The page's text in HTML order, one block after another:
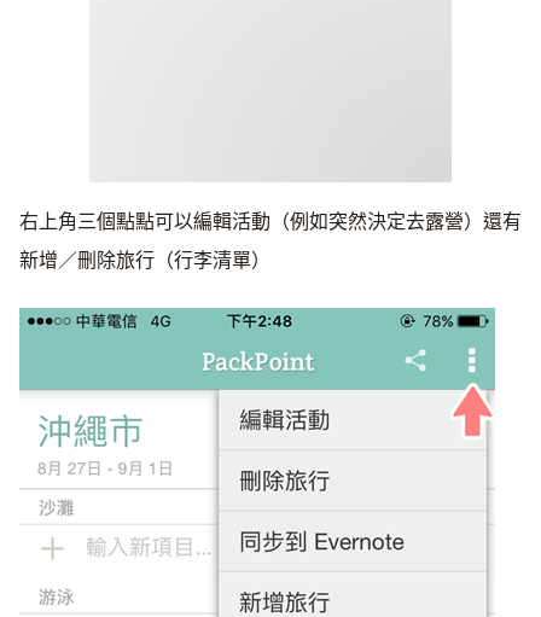
右上角三個點點可以編輯活動（例如突然決定去露營）還有
新增／刪除旅行（行李清單）